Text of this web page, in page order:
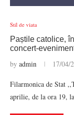
Stil de viata
Paștile catolice,
concert-
by admin 17/04/
Filarmonica de Stat
aprilie, de la ora 19,